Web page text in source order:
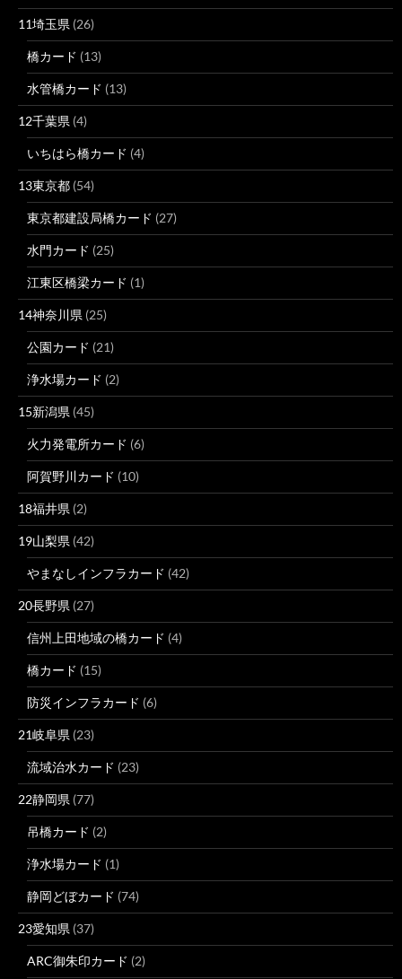
11埼玉県 (26)
橋カード (13)
水管橋カード (13)
12千葉県 (4)
いちはら橋カード (4)
13東京都 (54)
東京都建設局橋カード (27)
水門カード (25)
江東区橋梁カード (1)
14神奈川県 (25)
公園カード (21)
浄水場カード (2)
15新潟県 (45)
火力発電所カード (6)
阿賀野川カード (10)
18福井県 (2)
19山梨県 (42)
やまなしインフラカード (42)
20長野県 (27)
信州上田地域の橋カード (4)
橋カード (15)
防災インフラカード (6)
21岐阜県 (23)
流域治水カード (23)
22静岡県 (77)
吊橋カード (2)
浄水場カード (1)
静岡どぼカード (74)
23愛知県 (37)
ARC御朱印カード (2)